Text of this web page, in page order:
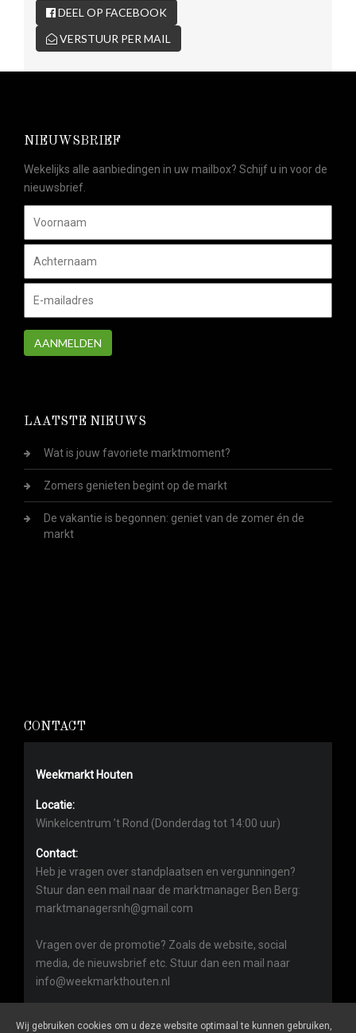
DEEL OP FACEBOOK
VERSTUUR PER MAIL
NIEUWSBRIEF
Wekelijks alle aanbiedingen in uw mailbox? Schijf u in voor de
nieuwsbrief.
AANMELDEN
LAATSTE NIEUWS
Wat is jouw favoriete marktmoment?
Zomers genieten begint op de markt
De vakantie is begonnen: geniet van de zomer én de
markt
CONTACT
Weekmarkt Houten
Locatie:
Winkelcentrum ’t Rond (Donderdag tot 14:00 uur)
Contact:
Heb je vragen over standplaatsen en vergunningen?
Stuur dan een mail naar de marktmanager Ben Berg:
marktmanagersnh@gmail.com
Vragen over de promotie? Zoals de website, social
media, de nieuwsbrief etc. Stuur dan een mail naar
info@weekmarkthouten.nl
Wij gebruiken cookies om u deze website optimaal te kunnen gebruiken,